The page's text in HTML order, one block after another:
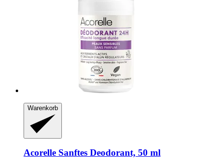
Warenkorb
Acorelle Sanftes Deodorant, 50 ml